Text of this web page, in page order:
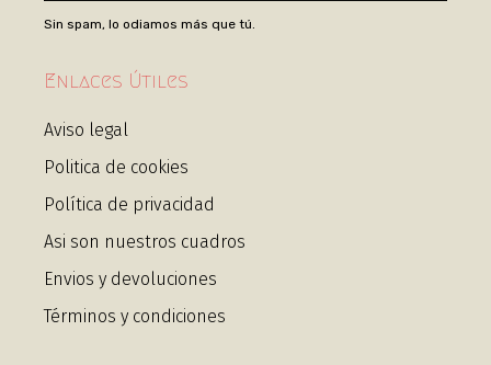
Sin spam, lo odiamos más que tú.
Enlaces Útiles
Aviso legal
Politica de cookies
Política de privacidad
Asi son nuestros cuadros
Envios y devoluciones
Términos y condiciones